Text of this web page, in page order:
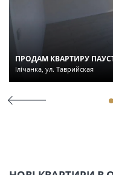
ПРОДАМ КВАРТИРУ
Ілічанка, ул. Таврийская